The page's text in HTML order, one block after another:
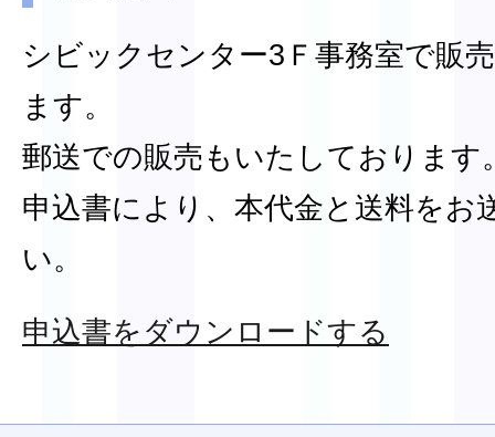
シビックセンター3Ｆ事務室で販
ます。
郵送での販売もいたしております
申込書により、本代金と送料をお
い。
申込書をダウンロードする